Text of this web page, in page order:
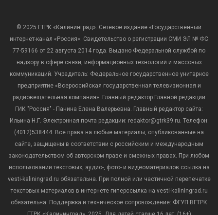
© 2025 ГТРК «Калининград». Сетевое издание «Государственный
интернет-канал «Россия». Свидетельство о регистрации СМИ ЭЛ № ФС
77-59166 от 22 августа 2014 года. Выдано Федеральной службой по
надзору в сфере связи, информационных технологий и массовых
коммуникаций. Учредитель: Федеральное государственное унитарное
предприятие «Всероссийская государственная телевизионная и
радиовещательная компания». Главный редактор Главной редакции
ГИК "Россия" - Панина Елена Валерьевна. Главный редактор сайта:
Ильина Н.Г. Электронная почта редакции: redaktor@gtrk39.ru. Телефон:
(4012)538444. Все права на любые материалы, опубликованные на
сайте, защищены в соответствии с российским и международным
законодательством об авторском праве и смежных правах. При любом
использовании текстовых, аудио-, фото- и видеоматериалов ссылка на
vesti-kaliningrad.ru обязательна. При полной или частичной перепечатке
текстовых материалов в интернете гиперссылка на vesti-kaliningrad.ru
обязательна. Поддержка и техническое сопровождение: ФГУП ВГТРК